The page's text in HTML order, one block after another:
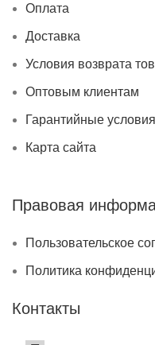
Оплата
Доставка
Условия возврата
Оптовым клиентам
Гарантийные условия
Карта сайта
Правовая
Пользовательское
Политика
Контакты